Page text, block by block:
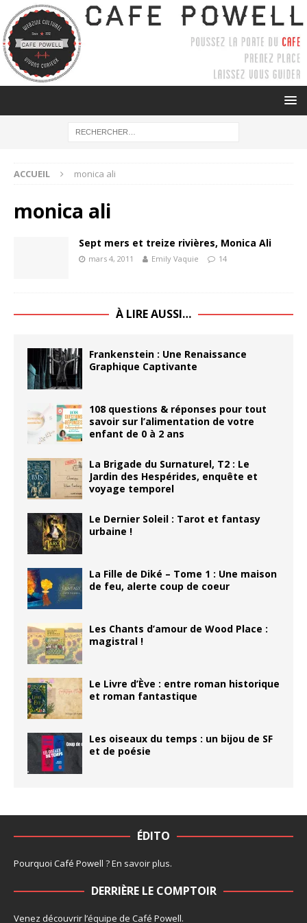
ACCUEIL monica ali
monica ali
Sept mers et treize rivières, Monica Ali
mars 4, 2011 Emily Vaquie 14
À LIRE AUSSI…
Frankenstein : Une Renaissance
Graphique Captivante
108 questions & réponses pour tout
savoir sur l’alimentation de votre
enfant de 0 à 2 ans
La Brigade du Surnaturel, T2 : Le
Jardin des Hespérides, enquête et
voyage temporel
Le Dernier Soleil : Tarot et fantasy
urbaine !
La Fille de Diké – Tome 1 : Une maison
de feu, alerte coup de coeur
Les Chants d’amour de Wood Place :
magistral !
Le Livre d’Ève : entre roman historique
et roman fantastique
Les oiseaux du temps : un bijou de SF
et de poésie
ÉDITO
Pourquoi Café Powell ?En savoir plus.
DERRIÈRE LE COMPTOIR
Venez découvrir l’équipe de Café Powell.